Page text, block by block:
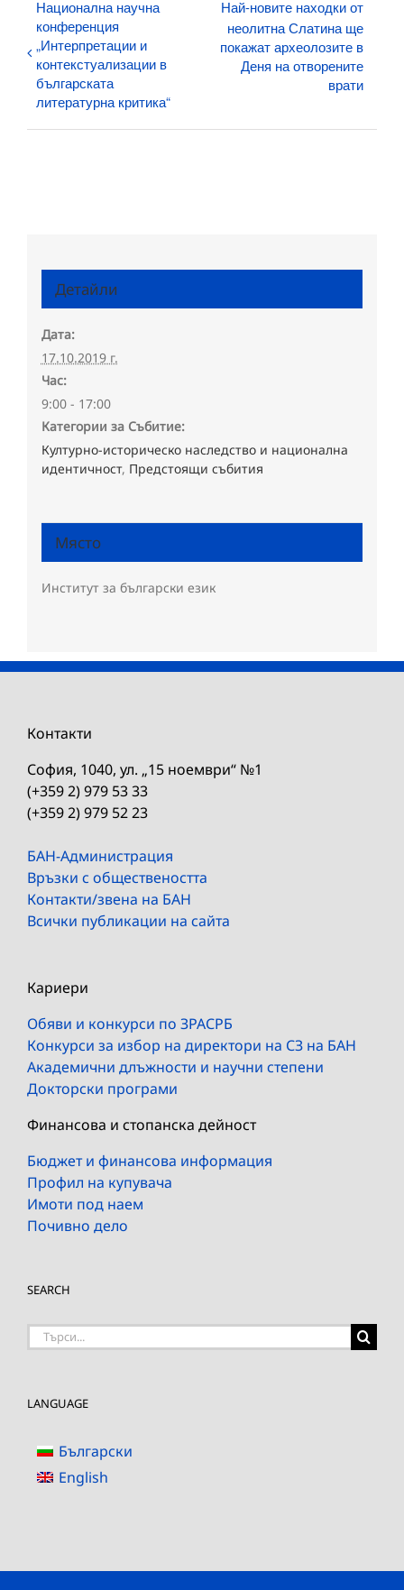
Национална научна
конференция
„Интерпретации и
контекстуализации в
българската
литературна критика“
Най-новите находки от
неолитна Слатина ще
покажат археолозите в
Деня на отворените
врати
Детайли
Дата:
17.10.2019 г.
Час:
9:00 - 17:00
Категории за Събитие:
Културно-историческо наследство и национална
идентичност, Предстоящи събития
Място
Институт за български език
Контакти
София, 1040, ул. „15 ноември“ №1
(+359 2) 979 53 33
(+359 2) 979 52 23
БАН-Администрация
Връзки с обществеността
Контакти/звена на БАН
Всички публикации на сайта
Кариери
Обяви и конкурси по ЗРАСРБ
Конкурси за избор на директори на СЗ на БАН
Академични длъжности и научни степени
Докторски програми
Финансова и стопанска дейност
Бюджет и финансова информация
Профил на купувача
Имоти под наем
Почивно дело
SEARCH
Търсене
LANGUAGE
Български
English